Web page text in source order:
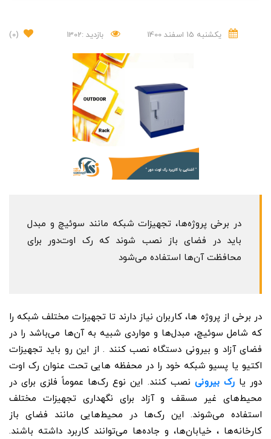
یکشنبه 15 اسفند 1400 (0) بازدید :1302
در برخی پروژه‌ها، تجهیزات شبکه مانند سوئیچ و مبدل
باید در فضای باز نصب شوند که رک اوت‌دور برای
محافظت آن‌ها استفاده می‌شود
در برخی از پروژه ها، کاربران نیاز دارند تا تجهیزات مختلف شبکه را
که شامل سوئیچ، مبدل‌ها و مواردی شبیه به آن‌ها می‌باشد را در
فضای آزاد و بیرونی دستگاه نصب کنند . از این رو باید تجهیزات
اکتیو یا پسیو شبکه خود را در محفظه هایی تحت عنوان رک اوت
دور یارک بیرونی نصب کنند. این نوع رک‌ها عموماً فلزی برای در
محیط‌های غیر مسقف و آزاد برای نگهداری تجهیزات مختلف
استفاده می‌شوند. این رک‌ها در محیط‌هایی مانند فضای باز
کارخانه‌ها ، خیابان‌ها، و جاده‌ها می‌توانند کاربرد داشته باشند.